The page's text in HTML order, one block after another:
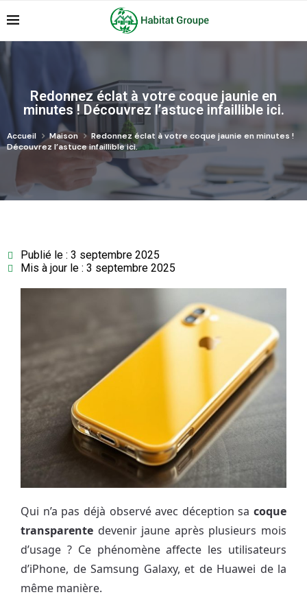
Redonnez éclat à votre coque jaunie en
minutes ! Découvrez l’astuce infaillible ici.
Accueil Maison
Redonnez éclat à votre coque jaunie en minutes !
Découvrez l’astuce infaillible ici.
Publié le : 3 septembre 2025
Mis à jour le : 3 septembre 2025
Qui n’a pas déjà observé avec déception sa coque
transparente devenir jaune après plusieurs mois
d’usage ? Ce phénomène affecte les utilisateurs
d’iPhone, de Samsung Galaxy, et de Huawei de la
même manière.